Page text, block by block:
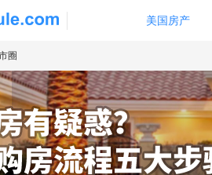
平台
美国房产
圈